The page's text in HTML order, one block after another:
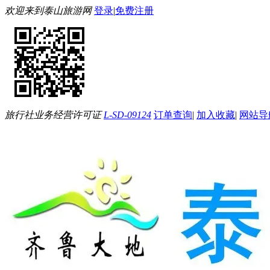
欢迎来到泰山旅游网登录|免费注册
旅行社业务经营许可证L-SD-09124 订单查询| 加入收藏| 网站